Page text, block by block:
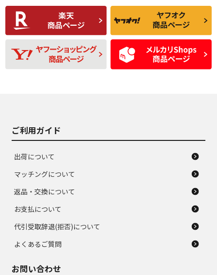
C
比較的きれいな中古
品
C
られるが、使用に問
題のない中古品
D
使用感や目立つ傷が
あり、一般的な中古
品
D
残り溝も少なく、偏
磨耗がみられ、短期
間使用できるくらい
の中古品
ご利用ガイド
出荷について
マッチングについて
返品・交換について
お支払について
代引受取辞退(拒否)について
よくあるご質問
お問い合わせ